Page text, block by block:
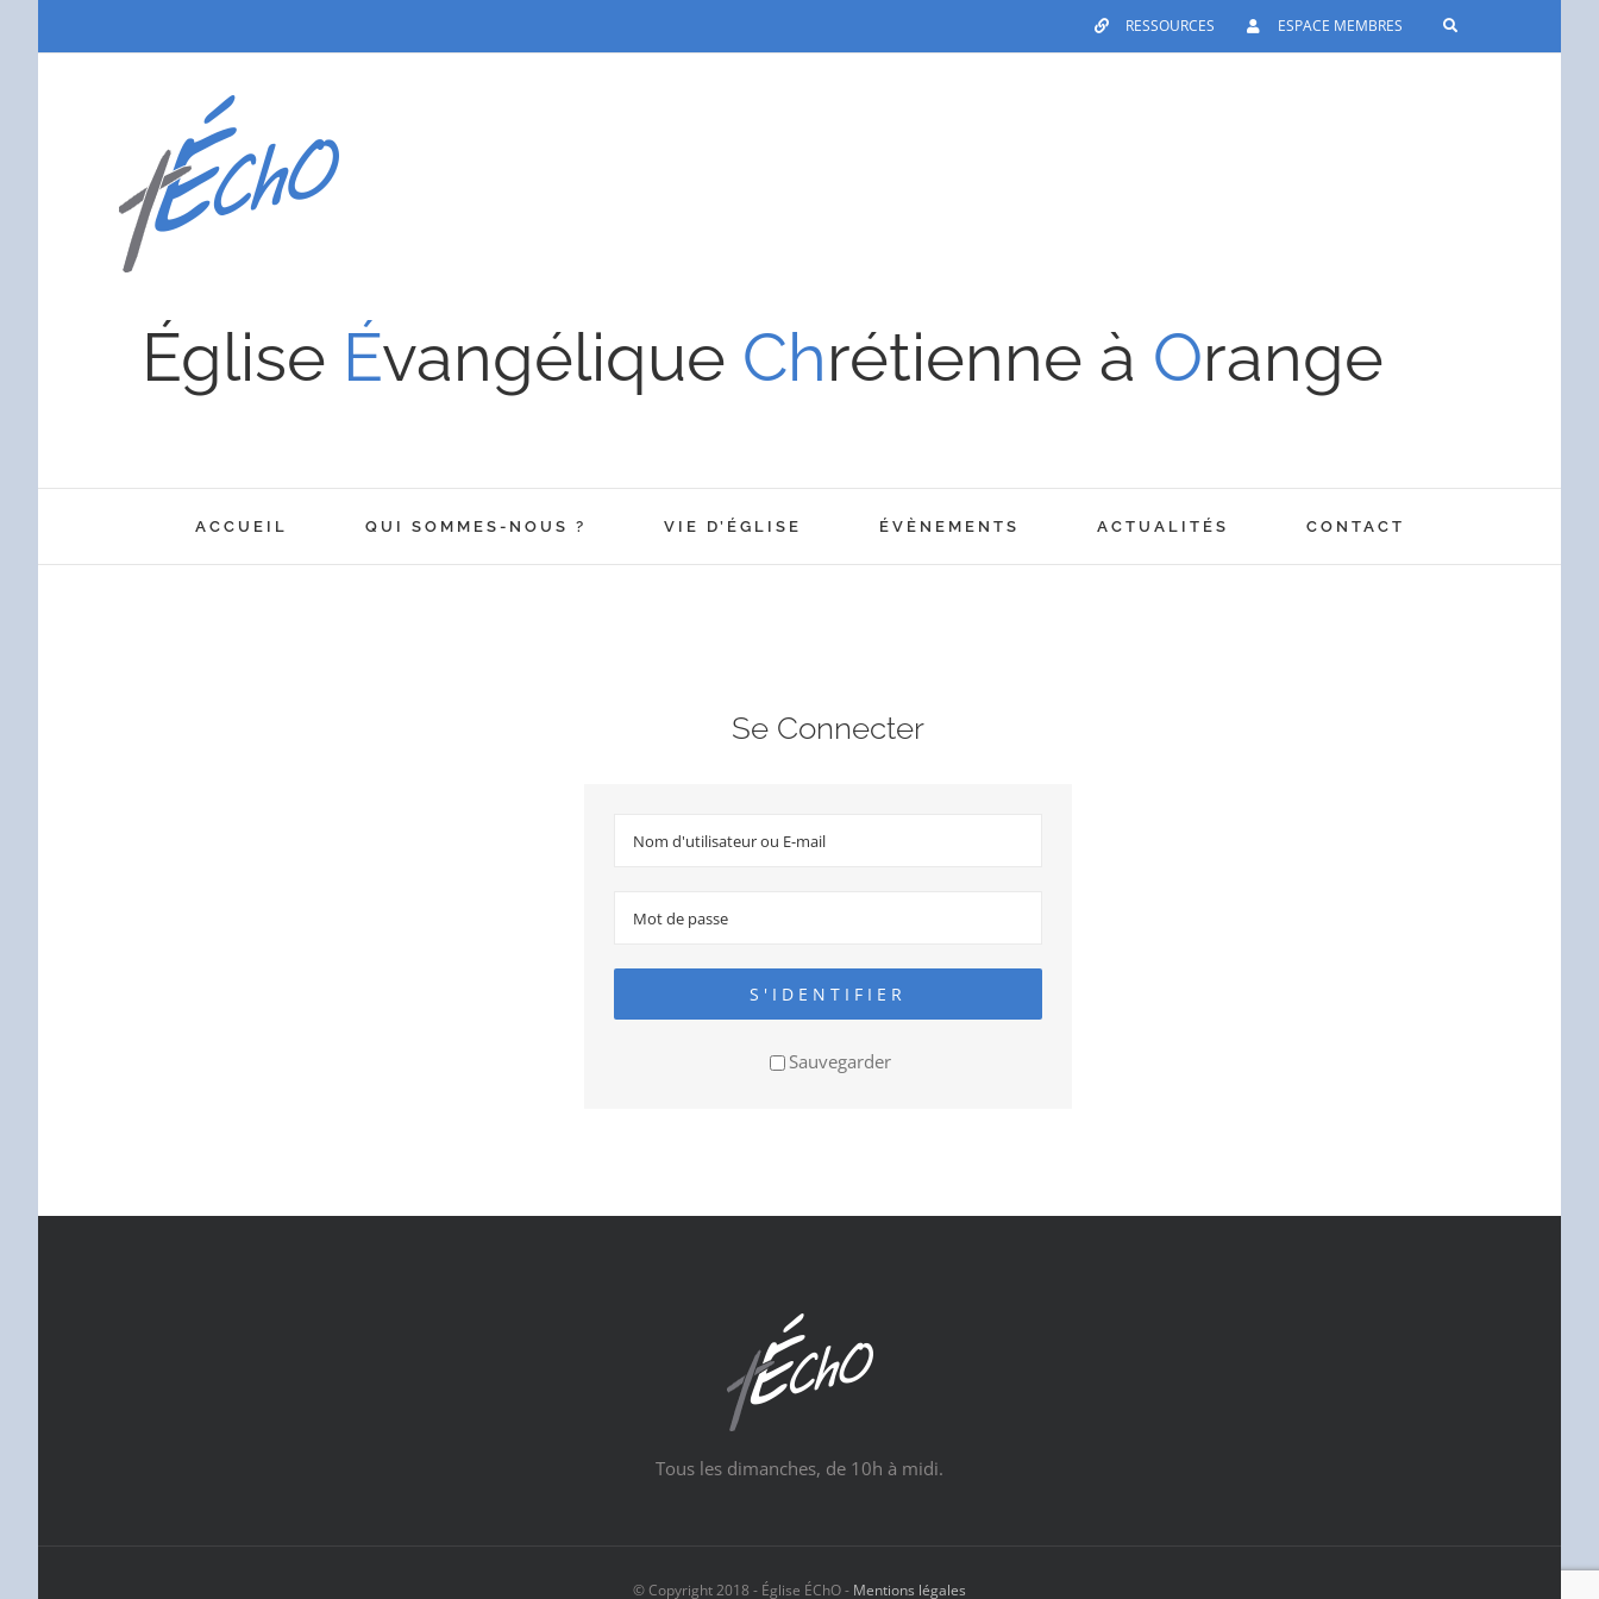
RESSOURCES ESPACE MEMBRES
Église Évangélique Chrétienne à Orange
ACCUEIL QUI SOMMES-NOUS ? VIE D’ÉGLISE ÉVÈNEMENTS ACTUALITÉS CONTACT
Se Connecter
S'IDENTIFIER
Sauvegarder
Tous les dimanches, de 10h à midi.
© Copyright 2018 - Église ÉChO - Mentions légales